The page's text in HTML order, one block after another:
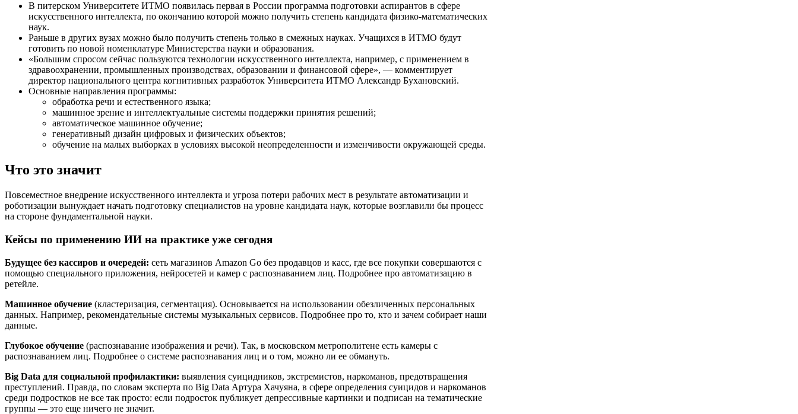
В питерском Университете ИТМО появилась первая в России программа подготовки аспирантов в сфере
искусственного интеллекта, по окончанию которой можно получить степень кандидата физико-математических
наук.
Раньше в других вузах можно было получить степень только в смежных науках. Учащихся в ИТМО будут
готовить по новой номенклатуре Министерства науки и образования.
«Большим спросом сейчас пользуются технологии искусственного интеллекта, например, с применением в
здравоохранении, промышленных производствах, образовании и финансовой сфере», — комментирует
директор национального центра когнитивных разработок Университета ИТМО Александр Бухановский.
Основные направления программы:
обработка речи и естественного языка;
машинное зрение и интеллектуальные системы поддержки принятия решений;
автоматическое машинное обучение;
генеративный дизайн цифровых и физических объектов;
обучение на малых выборках в условиях высокой неопределенности и изменчивости окружающей среды.
Что это значит
Повсеместное внедрение искусственного интеллекта и угроза потери рабочих мест в результате автоматизации и
роботизации вынуждает начать подготовку специалистов на уровне кандидата наук, которые возглавили бы процесс
на стороне фундаментальной науки.
Кейсы по применению ИИ на практике уже сегодня
Будущее без кассиров и очередей: сеть магазинов Amazon Go без продавцов и касс, где все покупки совершаются с
помощью специального приложения, нейросетей и камер с распознаванием лиц. Подробнее про автоматизацию в
ретейле.
Машинное обучение (кластеризация, сегментация). Основывается на использовании обезличенных персональных
данных. Например, рекомендательные системы музыкальных сервисов. Подробнее про то, кто и зачем собирает наши
данные.
Глубокое обучение (распознавание изображения и речи). Так, в московском метрополитене есть камеры с
распознаванием лиц. Подробнее о системе распознавания лиц и о том, можно ли ее обмануть.
Big Data для социальной профилактики: выявления суицидников, экстремистов, наркоманов, предотвращения
преступлений. Правда, по словам эксперта по Big Data Артура Хачуяна, в сфере определения суицидов и наркоманов
среди подростков не все так просто: если подросток публикует депрессивные картинки и подписан на тематические
группы — это еще ничего не значит.